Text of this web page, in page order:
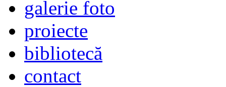
galerie foto
proiecte
bibliotecă
contact